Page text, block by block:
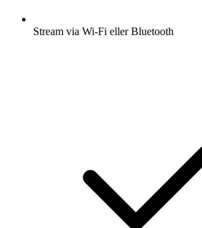
Stream via Wi-Fi eller Bluetooth